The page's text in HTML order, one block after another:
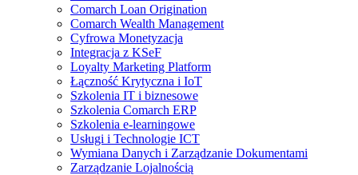
Comarch Loan Origination
Comarch Wealth Management
Cyfrowa Monetyzacja
Integracja z KSeF
Loyalty Marketing Platform
Łączność Krytyczna i IoT
Szkolenia IT i biznesowe
Szkolenia Comarch ERP
Szkolenia e-learningowe
Usługi i Technologie ICT
Wymiana Danych i Zarządzanie Dokumentami
Zarządzanie Lojalnością